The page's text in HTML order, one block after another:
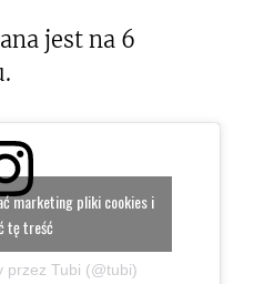
jest na 6
przez Tubi (@tubi)
marketing pliki cookies i
tę treść